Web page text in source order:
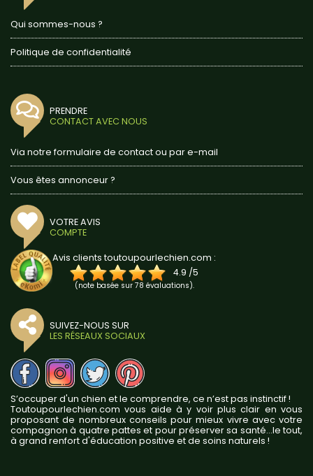
Qui sommes-nous ?
Politique de confidentialité
PRENDRE
CONTACT AVEC NOUS
Via notre formulaire de contact ou par e-mail
Vous êtes annonceur ?
VOTRE AVIS
COMPTE
Avis clients toutoupourlechien.com :
4.9 /5
(note basée sur 78 évaluations).
SUIVEZ-NOUS SUR
LES RÉSEAUX SOCIAUX
S’occuper d'un chien et le comprendre, ce n’est pas instinctif !
Toutoupourlechien.com vous aide à y voir plus clair en vous
proposant de nombreux conseils pour mieux vivre avec votre
compagnon à quatre pattes et pour préserver sa santé...le tout,
à grand renfort d'éducation positive et de soins naturels !